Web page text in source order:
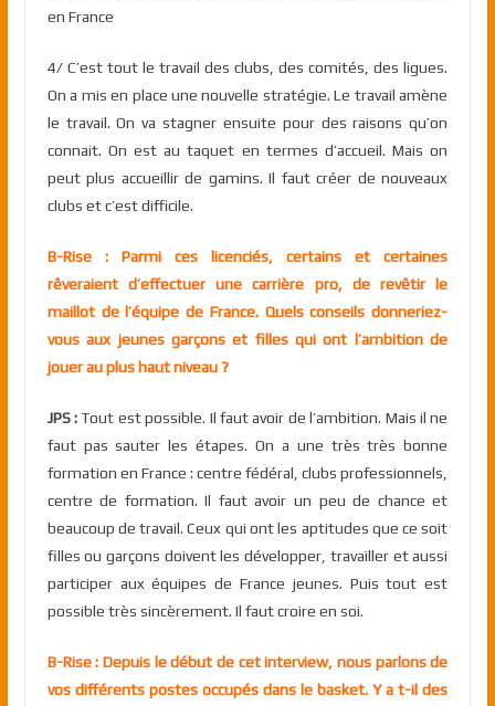
en France
4/ C’est tout le travail des clubs, des comités, des ligues.
On a mis en place une nouvelle stratégie. Le travail amène
le travail. On va stagner ensuite pour des raisons qu’on
connait. On est au taquet en termes d’accueil. Mais on
peut plus accueillir de gamins. Il faut créer de nouveaux
clubs et c’est difficile.
B-Rise : Parmi ces licenciés, certains et certaines
rêveraient d’effectuer une carrière pro, de revêtir le
maillot de l’équipe de France. Quels conseils donneriez-
vous aux jeunes garçons et filles qui ont l’ambition de
jouer au plus haut niveau ?
JPS :Tout est possible. Il faut avoir de l’ambition. Mais il ne
faut pas sauter les étapes. On a une très très bonne
formation en France : centre fédéral, clubs professionnels,
centre de formation. Il faut avoir un peu de chance et
beaucoup de travail. Ceux qui ont les aptitudes que ce soit
filles ou garçons doivent les développer, travailler et aussi
participer aux équipes de France jeunes. Puis tout est
possible très sincèrement. Il faut croire en soi.
B-Rise : Depuis le début de cet interview, nous parlons de
vos différents postes occupés dans le basket. Y a t-il des